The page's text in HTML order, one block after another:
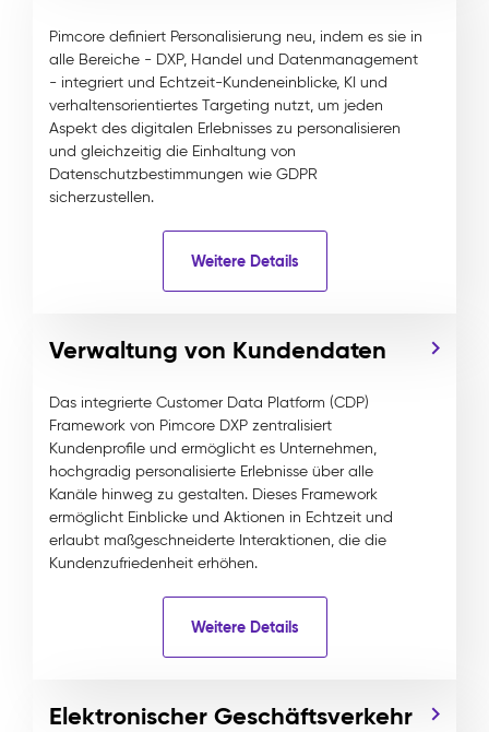
Pimcore definiert Personalisierung neu, indem es sie in
alle Bereiche - DXP, Handel und Datenmanagement
- integriert und Echtzeit-Kundeneinblicke, KI und
verhaltensorientiertes Targeting nutzt, um jeden
Aspekt des digitalen Erlebnisses zu personalisieren
und gleichzeitig die Einhaltung von
Datenschutzbestimmungen wie GDPR
sicherzustellen.
Weitere Details
Verwaltung von Kundendaten
Das integrierte Customer Data Platform (CDP)
Framework von Pimcore DXP zentralisiert
Kundenprofile und ermöglicht es Unternehmen,
hochgradig personalisierte Erlebnisse über alle
Kanäle hinweg zu gestalten. Dieses Framework
ermöglicht Einblicke und Aktionen in Echtzeit und
erlaubt maßgeschneiderte Interaktionen, die die
Kundenzufriedenheit erhöhen.
Weitere Details
Elektronischer Geschäftsverkehr